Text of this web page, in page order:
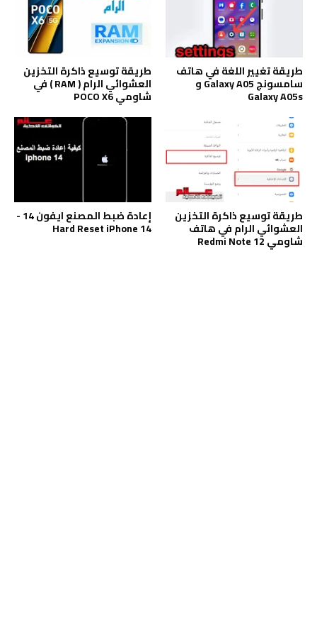
طريقة تغيير اللغة في هاتف
سامسونج Galaxy A05 و
Galaxy A05s
طريقة توسيع ذاكرة التخزين
العشوائي الرام ( RAM ) في
شاومي POCO X6
طريقة توسيع ذاكرة التخزين
العشوائي الرام في هاتف
شاومي Redmi Note 12
إعادة ضبط المصنع ايفون 14 -
Hard Reset iPhone 14